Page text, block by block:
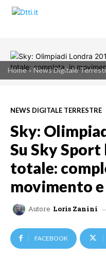
Home News Digitale
NEWS DIGITALE TERRESTRE
Sky:
Su Sky Sport
totale:
movimento e
Autore Loris Zanini
FACEBOOK